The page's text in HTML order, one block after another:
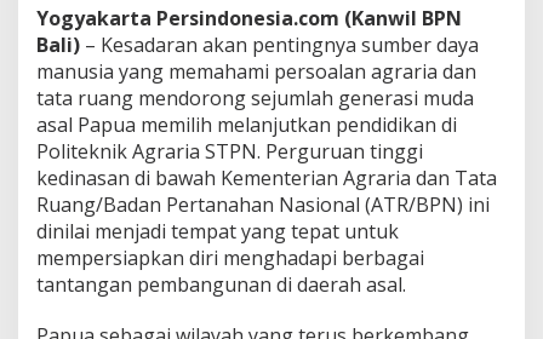
h
a
n
G
e
n
e
r
a
s
i
M
d
Yogyakarta Persindonesia.com (Kanwil BPN
Bali) – Kesadaran akan pentingnya sumber daya
manusia yang memahami persoalan agraria dan
tata ruang mendorong sejumlah generasi muda
asal Papua memilih melanjutkan pendidikan di
Politeknik Agraria STPN. Perguruan tinggi
kedinasan di bawah Kementerian Agraria dan Tata
Ruang/Badan Pertanahan Nasional (ATR/BPN) ini
dinilai menjadi tempat yang tepat untuk
mempersiapkan diri menghadapi berbagai
tantangan pembangunan di daerah asal.